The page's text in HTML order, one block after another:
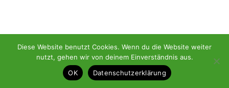
Diese Website benutzt Cookies. Wenn du die Website weiter
nutzt, gehen wir von deinem Einverständnis aus.
OK
Datenschutzerklärung